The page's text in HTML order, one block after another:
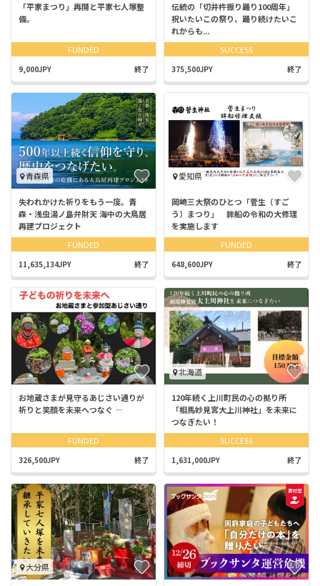
「平家まつり」再開と平家七人塚整
備。
FUNDED
9,000JPY 終了
伝統の「切井杵振り踊り100周年」
祝いたいこの祭り、踊り続けたいこ
れからも...
SUCCESS
375,500JPY 終了
青森県
失われかけた祈りをもう一度。青
森・浅虫湯ノ島弁財天 海中の大鳥居
再建プロジェクト
FUNDED
11,635,134JPY 終了
愛知県
岡崎三大祭のひとつ「菅生（すご
う）まつり」 鉾船の令和の大修理
を実施します
FUNDED
648,600JPY 終了
お地蔵さまが見守るあじさい通りが
祈りと笑顔を未来へつなぐ ―
FUNDED
326,500JPY 終了
北海道
120年続く上川町民の心の拠り所
「相馬妙見宮大上川神社」を未来に
つなぎたい！
SUCCESS
1,631,000JPY 終了
大分県